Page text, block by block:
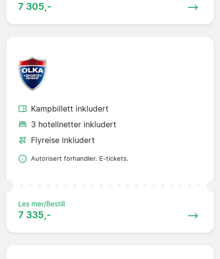
7 305,-
Kampbillett inkludert
3 hotellnetter inkludert
Flyreise inkludert
Autorisert forhandler. E-tickets.
Les mer/Bestill
7 335,-